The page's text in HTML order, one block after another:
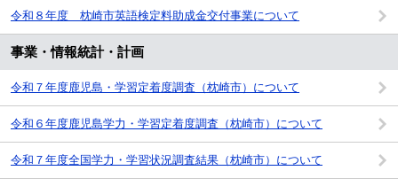
令和８年度 枕崎市英語検定料助成金交付事業について
事業・情報統計・計画
令和７年度鹿児島・学習定着度調査（枕崎市）について
令和６年度鹿児島学力・学習定着度調査（枕崎市）について
令和７年度全国学力・学習状況調査結果（枕崎市）について